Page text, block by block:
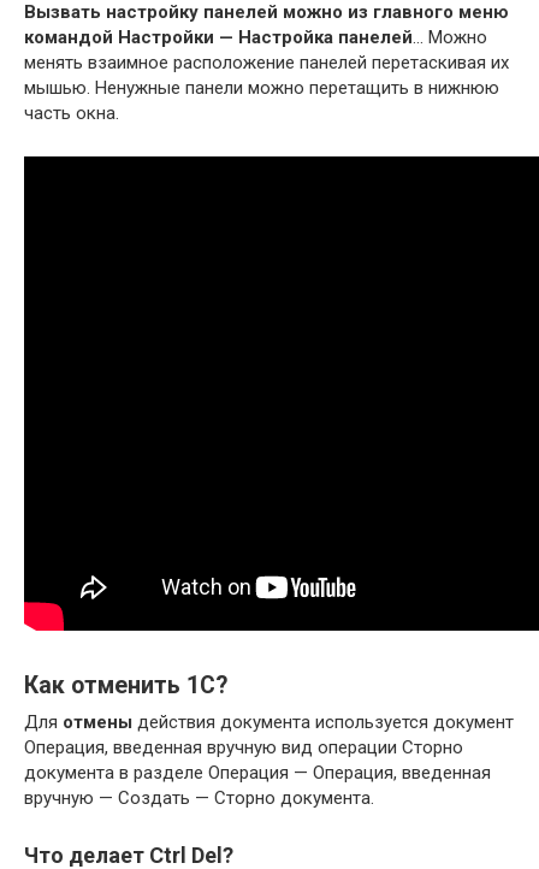
Вызвать настройку панелей можно из главного меню
командой Настройки — Настройка панелей… Можно
менять взаимное расположение панелей перетаскивая их
мышью. Ненужные панели можно перетащить в нижнюю
часть окна.
Как отменить 1С?
Для отмены действия документа используется документ
Операция, введенная вручную вид операции Сторно
документа в разделе Операция — Операция, введенная
вручную — Создать — Сторно документа.
Что делает Ctrl Del?